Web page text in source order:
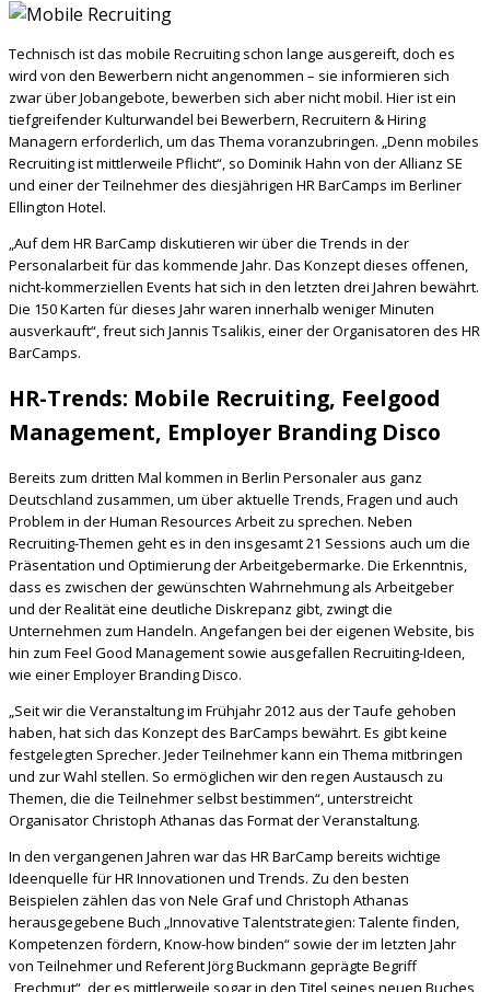
Technisch ist das mobile Recruiting schon lange ausgereift, doch es
wird von den Bewerbern nicht angenommen – sie informieren sich
zwar über Jobangebote, bewerben sich aber nicht mobil. Hier ist ein
tiefgreifender Kulturwandel bei Bewerbern, Recruitern & Hiring
Managern erforderlich, um das Thema voranzubringen. „Denn mobiles
Recruiting ist mittlerweile Pflicht“, so Dominik Hahn von der Allianz SE
und einer der Teilnehmer des diesjährigen HR BarCamps im Berliner
Ellington Hotel.
„Auf dem HR BarCamp diskutieren wir über die Trends in der
Personalarbeit für das kommende Jahr. Das Konzept dieses offenen,
nicht-kommerziellen Events hat sich in den letzten drei Jahren bewährt.
Die 150 Karten für dieses Jahr waren innerhalb weniger Minuten
ausverkauft“, freut sich Jannis Tsalikis, einer der Organisatoren des HR
BarCamps.
HR-Trends: Mobile Recruiting, Feelgood
Management, Employer Branding Disco
Bereits zum dritten Mal kommen in Berlin Personaler aus ganz
Deutschland zusammen, um über aktuelle Trends, Fragen und auch
Problem in der Human Resources Arbeit zu sprechen. Neben
Recruiting-Themen geht es in den insgesamt 21 Sessions auch um die
Präsentation und Optimierung der Arbeitgebermarke. Die Erkenntnis,
dass es zwischen der gewünschten Wahrnehmung als Arbeitgeber
und der Realität eine deutliche Diskrepanz gibt, zwingt die
Unternehmen zum Handeln. Angefangen bei der eigenen Website, bis
hin zum Feel Good Management sowie ausgefallen Recruiting-Ideen,
wie einer Employer Branding Disco.
„Seit wir die Veranstaltung im Frühjahr 2012 aus der Taufe gehoben
haben, hat sich das Konzept des BarCamps bewährt. Es gibt keine
festgelegten Sprecher. Jeder Teilnehmer kann ein Thema mitbringen
und zur Wahl stellen. So ermöglichen wir den regen Austausch zu
Themen, die die Teilnehmer selbst bestimmen“, unterstreicht
Organisator Christoph Athanas das Format der Veranstaltung.
In den vergangenen Jahren war das HR BarCamp bereits wichtige
Ideenquelle für HR Innovationen und Trends. Zu den besten
Beispielen zählen das von Nele Graf und Christoph Athanas
herausgegebene Buch „Innovative Talentstrategien: Talente finden,
Kompetenzen fördern, Know-how binden“ sowie der im letzten Jahr
von Teilnehmer und Referent Jörg Buckmann geprägte Begriff
„Frechmut“, der es mittlerweile sogar in den Titel seines neuen Buches